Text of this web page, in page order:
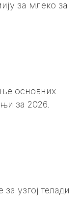
за млеко за
основних
за 2026.
узгој телади